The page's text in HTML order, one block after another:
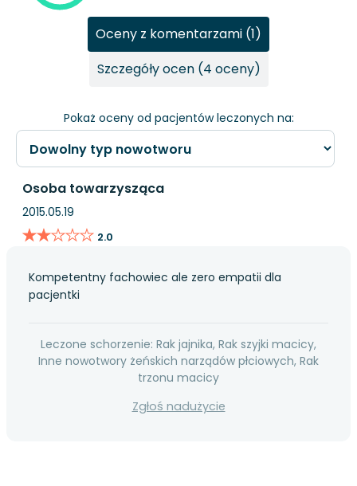
Pokaż oceny od pacjentów leczonych na:
Oceny z komentarzami (1)
Szczegóły ocen (4 oceny)
Osoba towarzysząca
2015.05.19
★★★★★
★★★★★ 2.0
Kompetentny fachowiec ale zero empatii dla
pacjentki
Leczone schorzenie: Rak jajnika, Rak szyjki macicy,
Inne nowotwory żeńskich narządów płciowych, Rak
trzonu macicy
Zgłoś nadużycie